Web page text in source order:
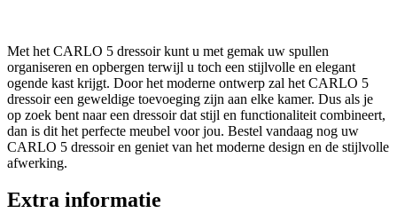
Met het CARLO 5 dressoir kunt u met gemak uw spullen
organiseren en opbergen terwijl u toch een stijlvolle en elegant
ogende kast krijgt. Door het moderne ontwerp zal het CARLO 5
dressoir een geweldige toevoeging zijn aan elke kamer. Dus als je
op zoek bent naar een dressoir dat stijl en functionaliteit combineert,
dan is dit het perfecte meubel voor jou. Bestel vandaag nog uw
CARLO 5 dressoir en geniet van het moderne design en de stijlvolle
afwerking.
Extra informatie